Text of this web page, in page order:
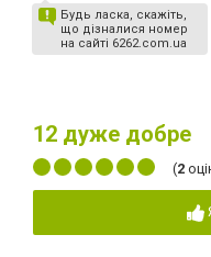
Будь ласка, скажіть,
що дізналися номер
на сайті 6262.com.ua
12 дуже добре
(2